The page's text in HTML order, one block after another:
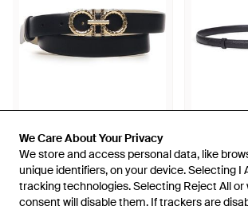
We Care About Your Privacy
We store and access personal data, like
unique identifiers, on your device. Selecting I
tracking technologies. Selecting Reject All or
consent will disable them. If trackers are
We Care About Your Privacy
We store and access personal data, like
unique identifiers, on your device. Selecting I
tracking technologies. Selecting Reject All or
consent will disable them. If trackers are
480 €384 €
Ferragamo
Cintura Gancini - Bianco
DaGaliano
330 €
Ferragamo
Cintura
Da